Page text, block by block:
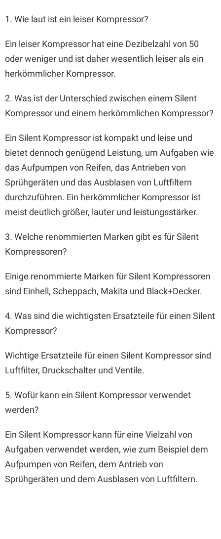
1. Wie laut ist ein leiser Kompressor?
Ein leiser Kompressor hat eine Dezibelzahl von 50
oder weniger und ist daher wesentlich leiser als ein
herkömmlicher Kompressor.
2. Was ist der Unterschied zwischen einem Silent
Kompressor und einem herkömmlichen Kompressor?
Ein Silent Kompressor ist kompakt und leise und
bietet dennoch genügend Leistung, um Aufgaben wie
das Aufpumpen von Reifen, das Antrieben von
Sprühgeräten und das Ausblasen von Luftfiltern
durchzuführen. Ein herkömmlicher Kompressor ist
meist deutlich größer, lauter und leistungsstärker.
3. Welche renommierten Marken gibt es für Silent
Kompressoren?
Einige renommierte Marken für Silent Kompressoren
sind Einhell, Scheppach, Makita und Black+Decker.
4. Was sind die wichtigsten Ersatzteile für einen Silent
Kompressor?
Wichtige Ersatzteile für einen Silent Kompressor sind
Luftfilter, Druckschalter und Ventile.
5. Wofür kann ein Silent Kompressor verwendet
werden?
Ein Silent Kompressor kann für eine Vielzahl von
Aufgaben verwendet werden, wie zum Beispiel dem
Aufpumpen von Reifen, dem Antrieb von
Sprühgeräten und dem Ausblasen von Luftfiltern.